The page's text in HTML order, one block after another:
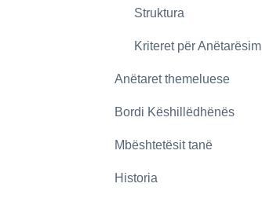
Struktura
Kriteret për Anëtarësim
Anëtaret themeluese
Bordi Këshillëdhënës
Mbështetësit tanë
Historia